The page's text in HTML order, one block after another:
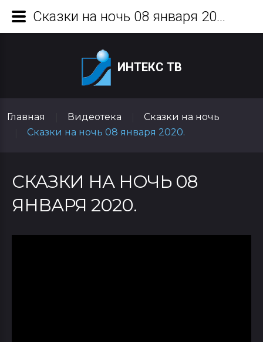
ИНТЕКС ТВ
Главная Видеотека
Сказки на ночь
Сказки на ночь 08 января 2020.
СКАЗКИ НА НОЧЬ 08
ЯНВАРЯ 2020.
Сказки на ночь 08 января 2020.